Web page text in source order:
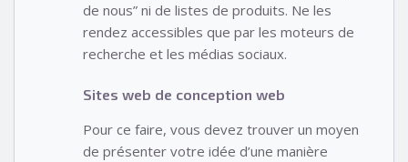
de nous” ni de listes de produits. Ne les
rendez accessibles que par les moteurs de
recherche et les médias sociaux.
Sites web de conception web
Pour ce faire, vous devez trouver un moyen
de présenter votre idée d’une manière